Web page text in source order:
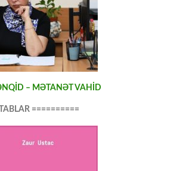
– MƏTANƏT VAHİD
==========